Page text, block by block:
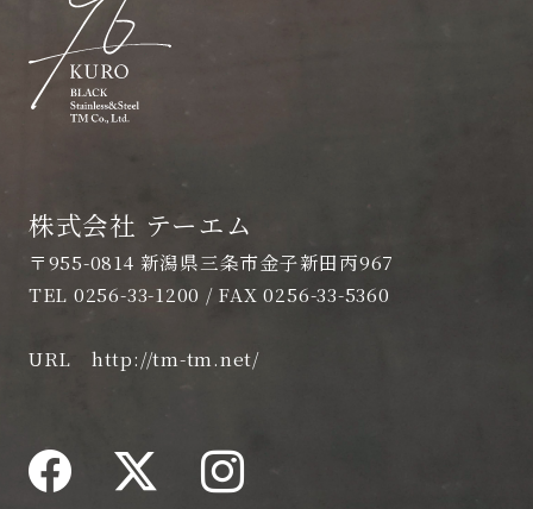
株式会社 テーエム
〒955-0814 新潟県三条市金子新田丙967
TEL 0256-33-1200 / FAX 0256-33-5360
URL http://tm-tm.net/